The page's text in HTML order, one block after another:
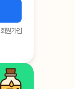
회원가입